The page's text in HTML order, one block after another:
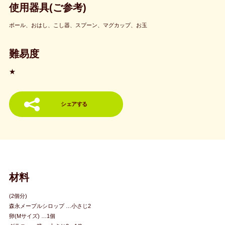
使用器具(ご参考)
ボール、おはし、こし器、スプーン、マグカップ、お玉
難易度
★
シェアする
材料
(2個分)
森永メープルシロップ …小さじ2
卵(Mサイズ) …1個